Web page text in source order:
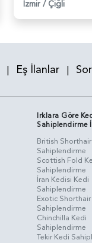
İzmir / Çiğli
| Eş İlanlar |
Irklara Göre
Sahiplendirme
British
Sahiplendirme
Scottish Fold
Sahiplendirme
İran Kedisi Kedi
Sahiplendirme
Exotic
Sahiplendirme
Chinchilla Kedi
Sahiplendirme
Tekir Kedi